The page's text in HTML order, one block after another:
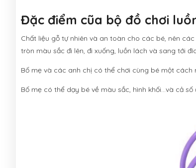
Đặc điểm cũa bộ đồ chơi
Chất liệu gỗ tự nhiên và an toàn cho các bé, nên
tròn màu sắc đi lên, đi xuống, luồn lách và sang tới
Bố mẹ và các anh chị có thể chơi cùng bé một cách
Bố mẹ có thể dạy bé về màu sắc, hình khối...và cả